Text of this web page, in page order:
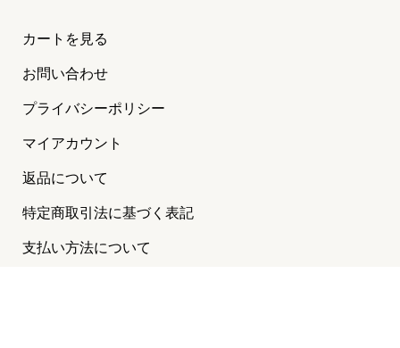
カートを見る
お問い合わせ
プライバシーポリシー
マイアカウント
返品について
特定商取引法に基づく表記
支払い方法について